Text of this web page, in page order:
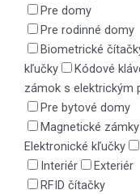
Pre domy
Pre rodinné domy
Biometrické
kľučky
Kódové
zámok s elektrickým
Pre bytové domy
Magnetické zámky
Elektronické kľučky
Interiér
Exteriér
RFID čítačky